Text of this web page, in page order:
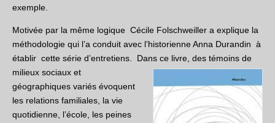
exemple.
Motivée par la même logique Cécile Folschweiller a explique la
méthodologie qui l’a conduit avec l’historienne Anna Durandin à
établir cette série d’entretiens. Dans ce livre, des témoins de
milieux sociaux et
géographiques variés évoquent
les relations familiales, la vie
quotidienne, l’école, les peines